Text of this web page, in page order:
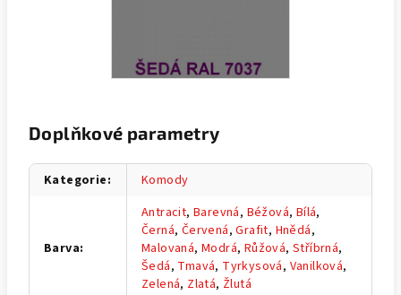
Doplňkové parametry
Kategorie: Komody
Barva:
Antracit,Barevná, Béžová, Bílá,
Černá, Červená,Grafit, Hnědá,
Malovaná,Modrá, Růžová,Stříbrná,
Šedá, Tmavá, Tyrkysová, Vanilková,
Zelená, Zlatá, Žlutá